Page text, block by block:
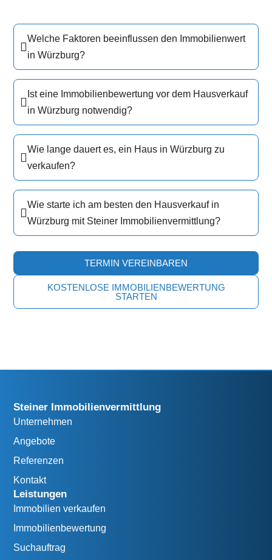
Welche Faktoren beeinflussen den Immobilienwert
in Würzburg?
Ist eine Immobilienbewertung vor dem Hausverkauf
in Würzburg notwendig?
Wie lange dauert es, ein Haus in Würzburg zu
verkaufen?
Wie starte ich am besten den Hausverkauf in
Würzburg mit Steiner Immobilienvermittlung?
TERMIN VEREINBAREN
KOSTENLOSE IMMOBILIENBEWERTUNG
STARTEN
Steiner Immobilienvermittlung
Unternehmen
Angebote
Referenzen
Kontakt
Leistungen
Immobilien verkaufen
Immobilienbewertung
Suchauftrag